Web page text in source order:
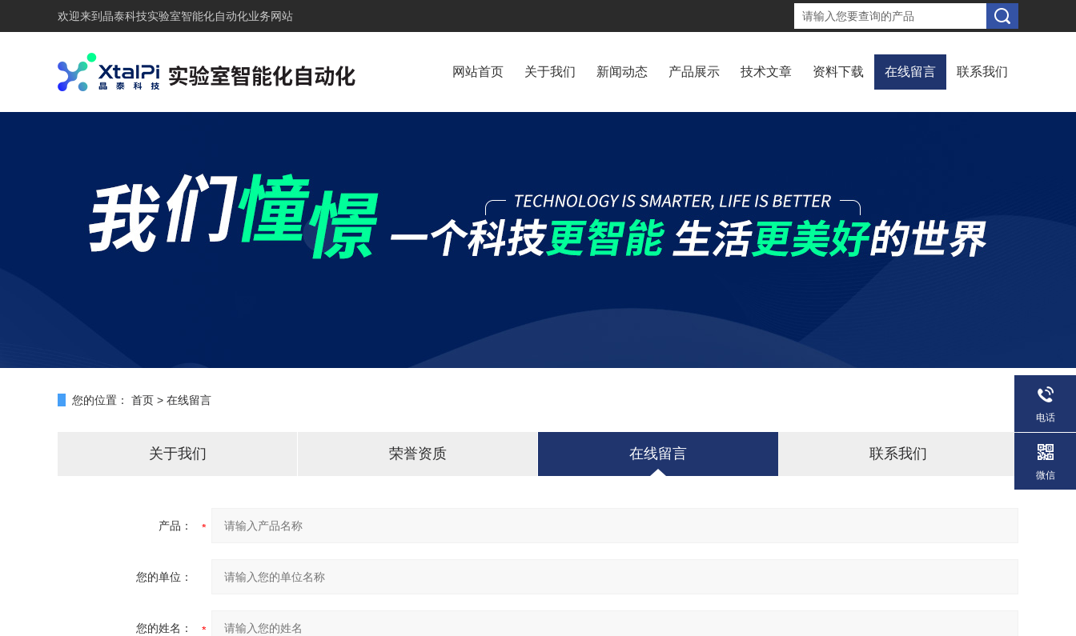
欢迎来到 晶泰科技实验室智能化自动化业务网站
网站首页 关于我们 新闻动态 产品展示 技术文章 资料下载 在线留言 联系我们
您的位置： 首页 > 在线留言
关于我们 荣誉资质 在线留言 联系我们
产品：
您的单位：
您的姓名：
电话
微信